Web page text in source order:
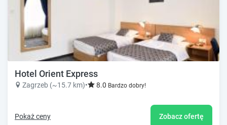
Hotel Orient Express
Zagrzeb (~15.7 km)• 8.0 Bardzo dobry!
Pokaż ceny Zobacz ofertę